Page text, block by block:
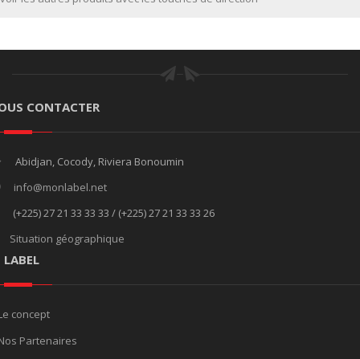
CONTACTER
Abidjan, Cocody, Riviera Bonoumin
info@monlabel.net
(+225) 27 21 33 33 33 / (+225) 27 21 33 33 26
Situation géographique
LABEL
concept
Partenaires